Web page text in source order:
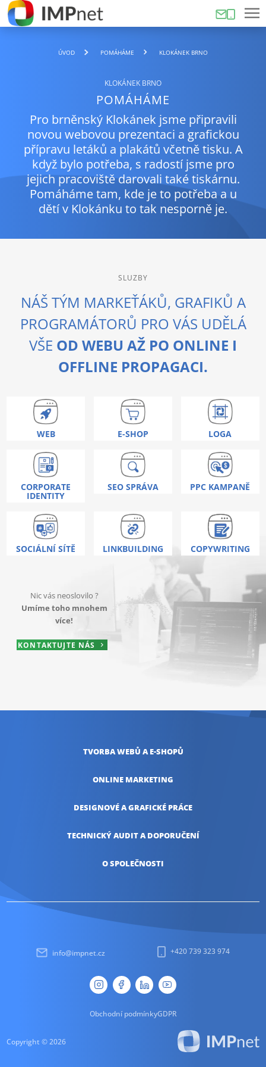
ÚVOD POMÁHÁME KLOKÁNEK BRNO
KLOKÁNEK BRNO
POMÁHÁME
Pro brněnský Klokánek jsme připravili
novou webovou prezentaci a grafickou
přípravu letáků a plakátů včetně tisku. A
když bylo potřeba, s radostí jsme pro
jejich pracoviště darovali také tiskárnu.
Pomáháme tam, kde je to potřeba a u
dětí v Klokánku to tak nesporně je.
SLUZBY
NÁŠ TÝM MARKEŤÁKŮ, GRAFIKŮ A
PROGRAMÁTORŮ PRO VÁS UDĚLÁ
VŠE OD WEBU AŽ PO ONLINE I
OFFLINE PROPAGACI.
WEB E-SHOP LOGA
CORPORATE
IDENTITY
SEO SPRÁVA PPC KAMPANĚ
SOCIÁLNÍ SÍTĚ LINKBUILDING COPYWRITING
Nic vás neoslovilo ?
Umíme toho mnohem
více!
KONTAKTUJTE NÁS
TVORBA WEBŮ A E-SHOPŮ
ONLINE MARKETING
DESIGNOVÉ AGRAFICKÉ PRÁCE
TECHNICKÝ AUDITA DOPORUČENÍ
O SPOLEČNOSTI
info@impnet.cz +420 739 323 974
Obchodní podmínkyGDPR
Copyright © 2026